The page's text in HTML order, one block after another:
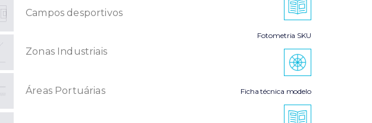
Campos desportivos
Zonas Industriais
Áreas Portuárias
Fotometria SKU
Ficha técnica modelo